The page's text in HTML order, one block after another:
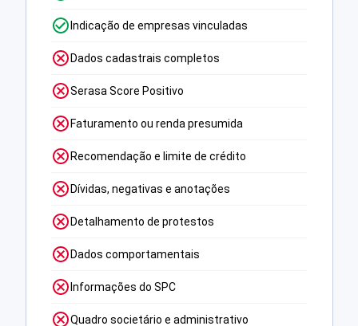
Indicação de empresas vinculadas
Dados cadastrais completos
Serasa Score Positivo
Faturamento ou renda presumida
Recomendação e limite de crédito
Dívidas, negativas e anotações
Detalhamento de protestos
Dados comportamentais
Informações do SPC
Quadro societário e administrativo